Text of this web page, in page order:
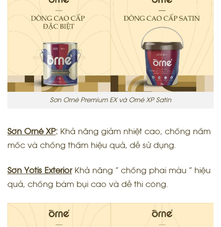
Sơn Orné Premium EX và Orné XP Satin
Sơn Orné XP: Khả năng giảm nhiệt cao, chống nấm
mốc và chống thấm hiệu quả, dễ sử dụng.
Sơn Yotis ExteriorKhả năng “ chống phai màu ” hiệu
quả, chống bám bụi cao và dễ thi công.